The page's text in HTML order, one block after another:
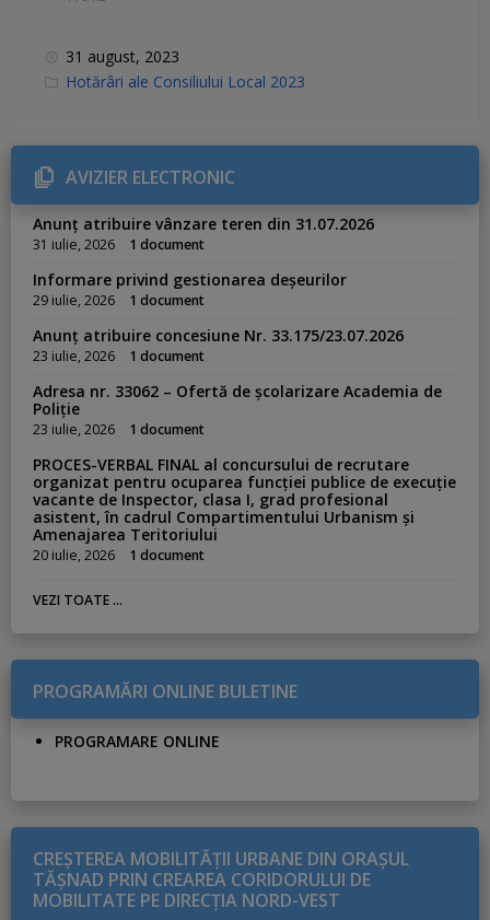
31 august, 2023
C
r
i
e
s
Hotărâri ale Consiliului Local 2023
AVIZIER ELECTRONIC
Anunț atribuire vânzare teren din 31.07.2026
31 iulie, 2026 1 document
Informare privind gestionarea deșeurilor
29 iulie, 2026 1 document
Anunț atribuire concesiune Nr. 33.175/23.07.2026
23 iulie, 2026 1 document
Adresa nr. 33062 – Ofertă de școlarizare Academia de
Poliție
23 iulie, 2026 1 document
PROCES-VERBAL FINAL al concursului de recrutare
organizat pentru ocuparea funcției publice de execuție
vacante de Inspector, clasa I, grad profesional
asistent, în cadrul Compartimentului Urbanism și
Amenajarea Teritoriului
20 iulie, 2026 1 document
VEZI TOATE ...
PROGRAMĂRI ONLINE BULETINE
PROGRAMARE ONLINE
CREŞTEREA MOBILITĂŢII URBANE DIN ORAŞUL
TĂŞNAD PRIN CREAREA CORIDORULUI DE
MOBILITATE PE DIRECŢIA NORD-VEST